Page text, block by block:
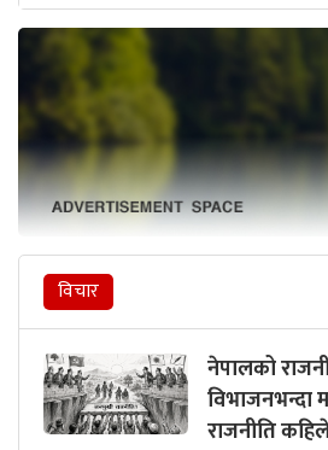
विचार
नेपालको
विभाजनभन्दा
राजनीति